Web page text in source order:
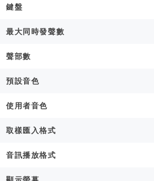
鍵盤
最大同時發聲數
聲部數
預設音色
使用者音色
取樣匯入格式
音訊播放格式